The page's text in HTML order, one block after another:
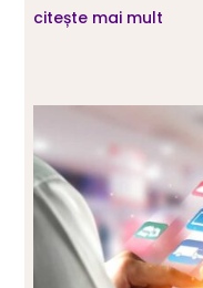
citește mai mult